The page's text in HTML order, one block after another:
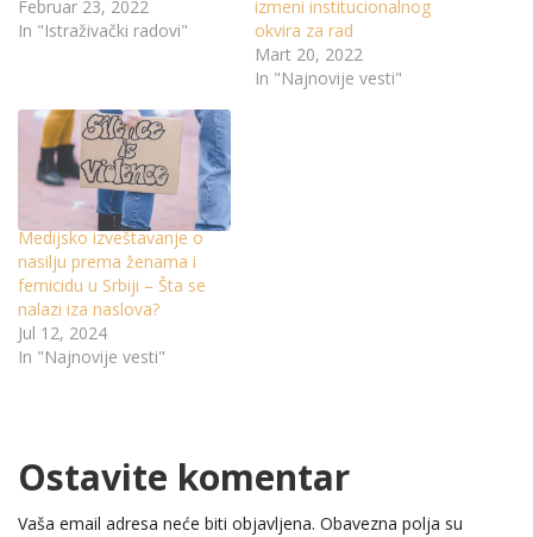
Februar 23, 2022
In "Istraživački radovi"
izmeni institucionalnog
okvira za rad
Mart 20, 2022
In "Najnovije vesti"
Medijsko izveštavanje o
nasilju prema ženama i
femicidu u Srbiji – Šta se
nalazi iza naslova?
Jul 12, 2024
In "Najnovije vesti"
Ostavite komentar
Vaša email adresa neće biti objavljena. Obavezna polja su